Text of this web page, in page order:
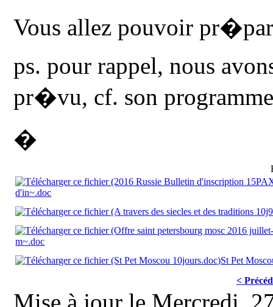
Vous allez pouvoir
ps. pour rappel, nous
pr�vu, cf. son
�
d'in~.doc
m~.doc
St Pet
<
Mise à jour le Mercredi,